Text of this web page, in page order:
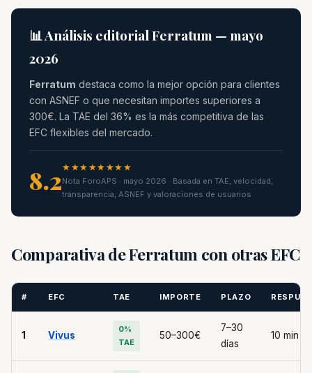
📊 Análisis editorial Ferratum — mayo
2026
Ferratum destaca como la mejor opción para clientes
con ASNEF o que necesitan importes superiores a
300€. La TAE del 36% es la más competitiva de las
EFC flexibles del mercado.
8.2★★★★★★★★
Nota ForoAPS · mayo 2026 · Basada en TAE, velocidad,
transparencia, ASNEF y valoraciones de usuarios
Comparativa de Ferratum con otras EFC
# EFC TAE IMPORTE PLAZO
1 Vivus
0%
TAE
50–300€
7–30
días
10 min